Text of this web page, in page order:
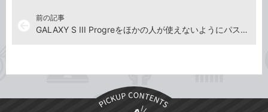
前の記事
GALAXY S III Progreをほかの人が使えないようにパスワードでロックするには